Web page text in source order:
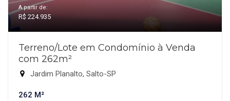
A partir de:
R$ 224.935
Terreno/Lote em Condomínio à Venda
com 262m²
Jardim Planalto, Salto-SP
262 M²